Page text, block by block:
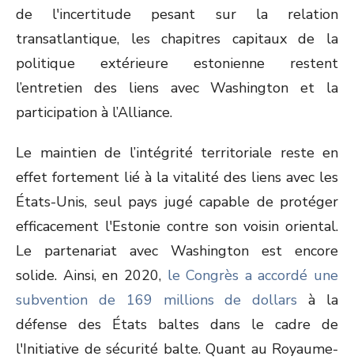
de l'incertitude pesant sur la relation
transatlantique, les chapitres capitaux de la
politique extérieure estonienne restent
l’entretien des liens avec Washington et la
participation à l’Alliance.
Le maintien de l’intégrité territoriale reste en
effet fortement lié à la vitalité des liens avec les
États-Unis, seul pays jugé capable de protéger
efficacement l'Estonie contre son voisin oriental.
Le partenariat avec Washington est encore
solide. Ainsi, en 2020, le Congrès a accordé une
subvention de 169 millions de dollars à la
défense des États baltes dans le cadre de
l'Initiative de sécurité balte. Quant au Royaume-